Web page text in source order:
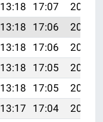
13:18 17:07
20:19
13:18 17:06
20:17
13:18 17:06
20:16
13:18 17:05
20:15
13:18 17:05
20:14
13:17 17:04
20:13